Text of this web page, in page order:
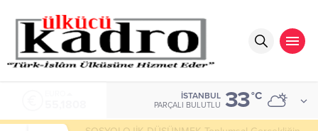
İSTANBUL
PARÇALI BULUTLU 33°C